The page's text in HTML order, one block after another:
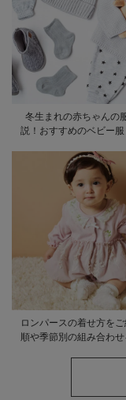
冬生まれの赤ちゃんの
説！おすすめのベビー服
ロンパースの着せ方を
順や季節別の組み合わせ